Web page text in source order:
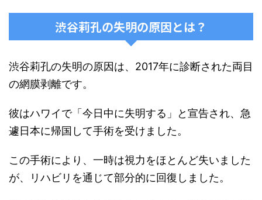
渋谷莉孔の失明の原因とは？
渋谷莉孔の失明の原因は、2017年に診断された両目
の網膜剥離です。
彼はハワイで「今日中に失明する」と宣告され、急
遽日本に帰国して手術を受けました​​。
この手術により、一時は視力をほとんど失いました
が、リハビリを通じて部分的に回復しました。